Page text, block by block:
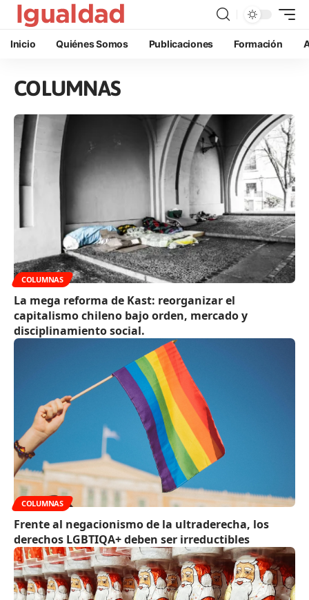
Inicio Quiénes Somos Publicaciones Formación
COLUMNAS
COLUMNAS
La mega reforma de Kast: reorganizar el
capitalismo chileno bajo orden, mercado y
disciplinamiento social.
COLUMNAS
Frente al negacionismo de la ultraderecha, los
derechos LGBTIQA+ deben ser irreductibles